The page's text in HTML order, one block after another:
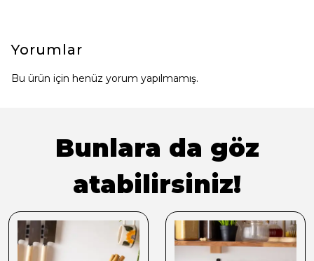
Yorumlar
Bu ürün için henüz yorum yapılmamış.
Bunlara da göz
atabilirsiniz!